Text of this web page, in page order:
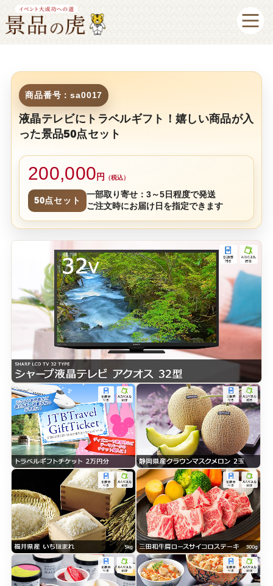
商品番号：sa0017
液晶テレビにトラベルギフト！嬉しい商品が入
った景品50点セット
200,000 円 （税込）
50点セット
一部取り寄せ：3～5日程度で発送
ご注文時にお届け日を指定できます